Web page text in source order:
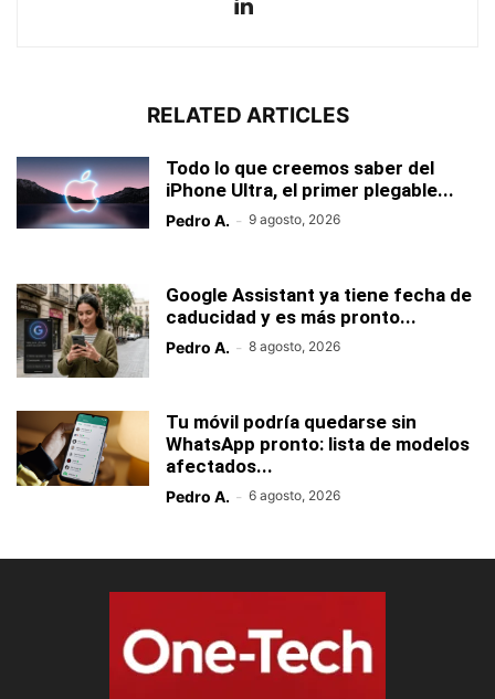
RELATED ARTICLES
Todo lo que creemos saber del
iPhone Ultra, el primer plegable...
Pedro A. - 9 agosto, 2026
Google Assistant ya tiene fecha de
caducidad y es más pronto...
Pedro A. - 8 agosto, 2026
Tu móvil podría quedarse sin
WhatsApp pronto: lista de modelos
afectados...
Pedro A. - 6 agosto, 2026